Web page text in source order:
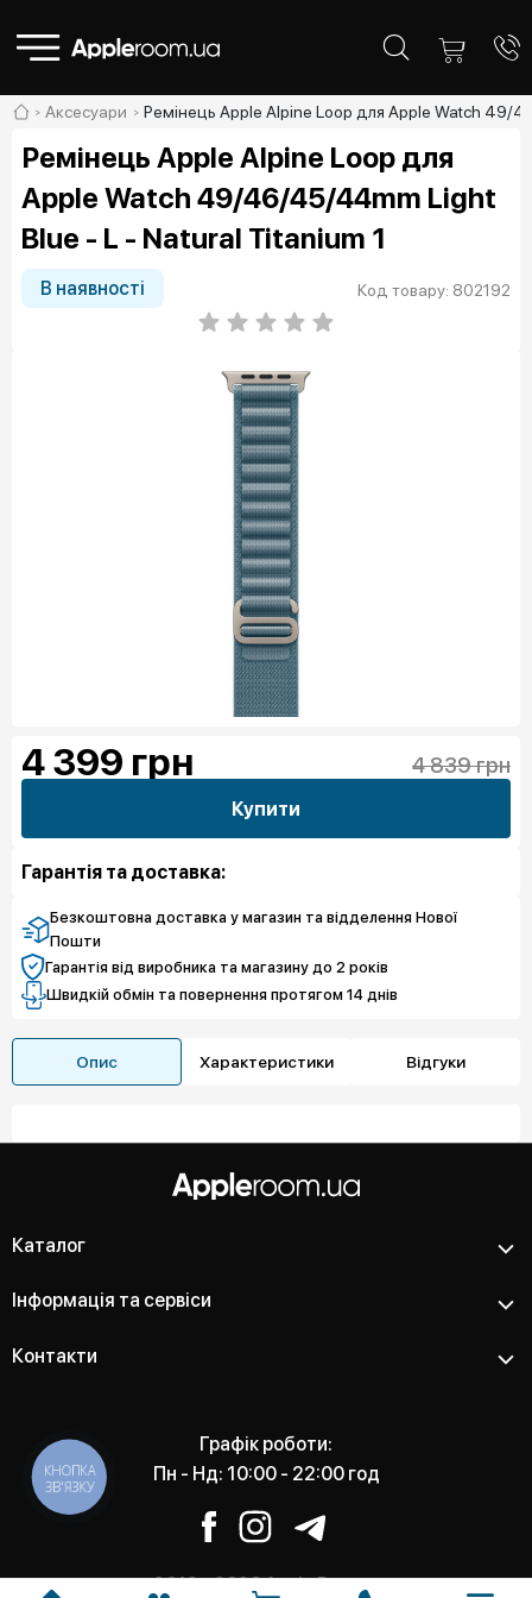
Аксесуари Ремінець Apple Alpine Loop для Apple Watch 49/
Ремінець Apple Alpine Loop для
Apple Watch 49/46/45/44mm Light
Blue - L - Natural Titanium 1
В наявності Код товару: 802192
4 399 грн 4 839 грн
Купити
Гарантія та доставка:
Безкоштовна доставка у магазин та відделення Нової
Пошти
Гарантія від виробника та магазину до 2 років
Швидкій обмін та повернення протягом 14 днів
Опис Характеристики Відгуки
Каталог
Інформація та сервіси
Контакти
Графік роботи:
Пн - Нд: 10:00 - 22:00 год
2012 - 2026 Apple Room -
КНОПКА
ЗВ'ЯЗКУ